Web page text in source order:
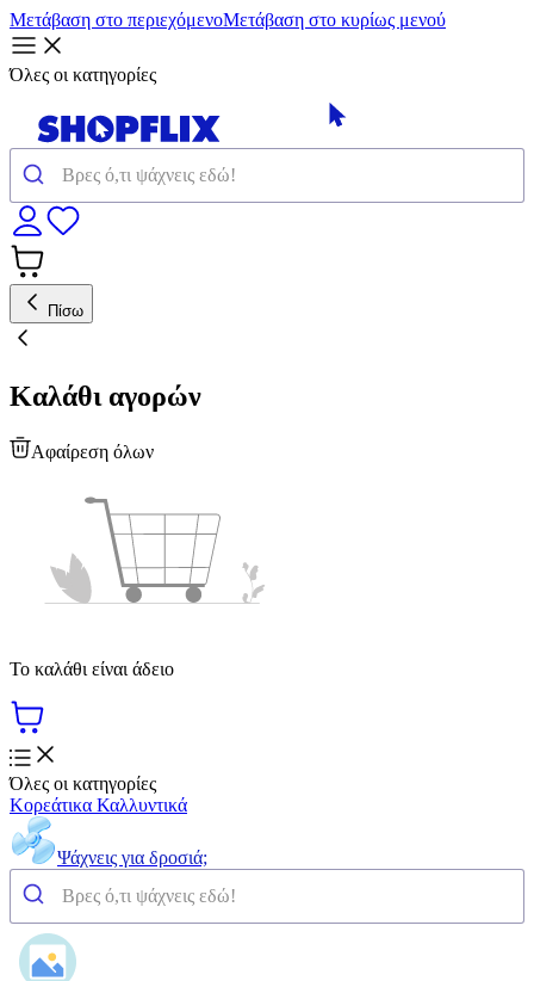
Μετάβαση στο περιεχόμενοΜετάβαση στο κυρίως μενού
Όλες οι κατηγορίες
Πίσω
Καλάθι αγορών
Αφαίρεση όλων
Το καλάθι είναι άδειο
Όλες οι κατηγορίες
Κορεάτικα Καλλυντικά
Ψάχνεις για δροσιά;